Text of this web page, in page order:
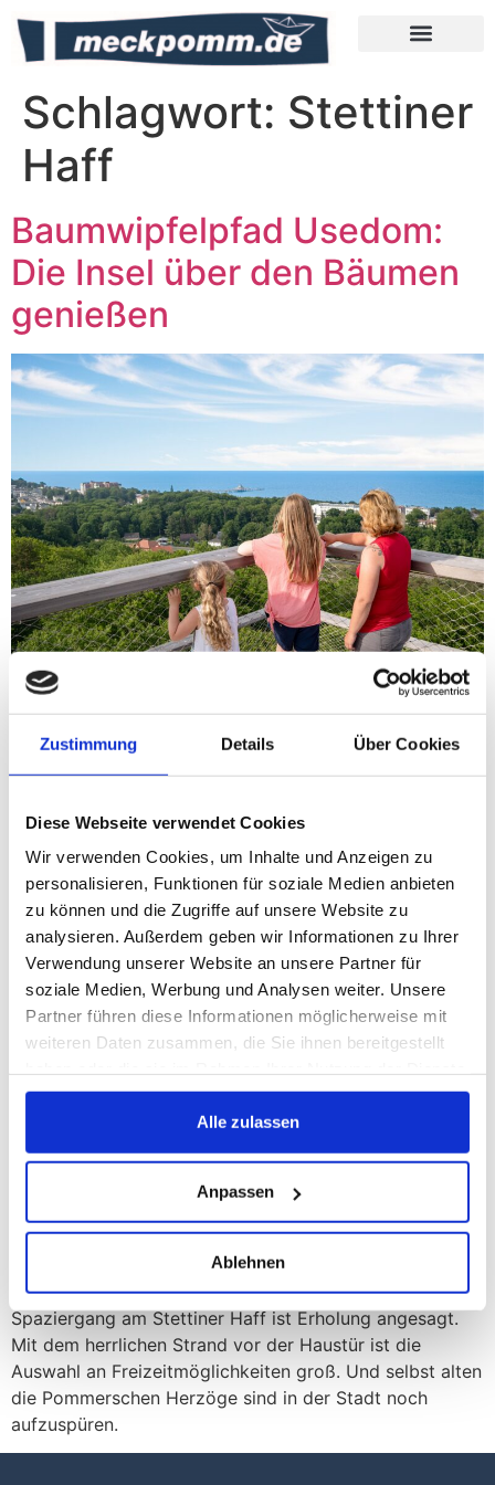
Zustimmung Details Über Cookies
Diese Webseite verwendet Cookies
Wir verwenden Cookies, um Inhalte und Anzeigen zu
personalisieren, Funktionen für soziale Medien anbieten
zu können und die Zugriffe auf unsere Website zu
analysieren. Außerdem geben wir Informationen zu Ihrer
Verwendung unserer Website an unsere Partner für
soziale Medien, Werbung und Analysen weiter. Unsere
Partner führen diese Informationen möglicherweise mit
weiteren Daten zusammen, die Sie ihnen bereitgestellt
gesammelt haben.
Alle zulassen
Anpassen
Ablehnen
Schlagwort: Stettiner
Haff
Baumwipfelpfad Usedom:
Die Insel über den Bäumen
genießen
Der Baumwipfelpfad Usedom bietet seit seiner
Eröffnung im Sommer 2021 ein einzigartiges
Naturerlebnis auf der Insel Usedom. Mit weit über
500.000 Besuchern hat diese Attraktion im Kaiserbad
angelockt. Susanne Maletzki, eine Mitarbeiterin des
Baumwipfelpfads, erzählte in einem Interview im
Usedom Magazin 2024, wie barrierearm, nachhaltig und
erlebnisreich dieser Ort […]
Ueckermünde – Besuch in
der idyllischen am Haff
Ein Tag in Ueckermünde fühlt sich wie Urlaub an, beim
Bummel durch die schöne Altstadt oder dem
Spaziergang am Stettiner Haff ist Erholung angesagt.
Mit dem herrlichen Strand vor der Haustür ist die
Auswahl an Freizeitmöglichkeiten groß. Und selbst alten
die Pommerschen Herzöge sind in der Stadt noch
aufzuspüren.